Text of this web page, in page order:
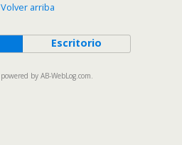
Volver arriba
Escritorio
powered by AB-WebLog.com.